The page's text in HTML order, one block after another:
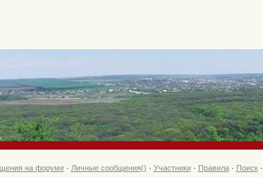
на форуме· Личные сообщения() · Участники· Правила· Поиск·